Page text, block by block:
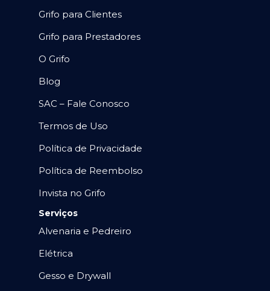
Grifo para Clientes
Grifo para Prestadores
O Grifo
Blog
SAC – Fale Conosco
Termos de Uso
Política de Privacidade
Política de Reembolso
Invista no Grifo
Serviços
Alvenaria e Pedreiro
Elétrica
Gesso e Drywall